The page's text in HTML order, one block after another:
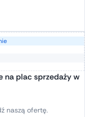
na plac sprzedaży w
naszą ofertę.